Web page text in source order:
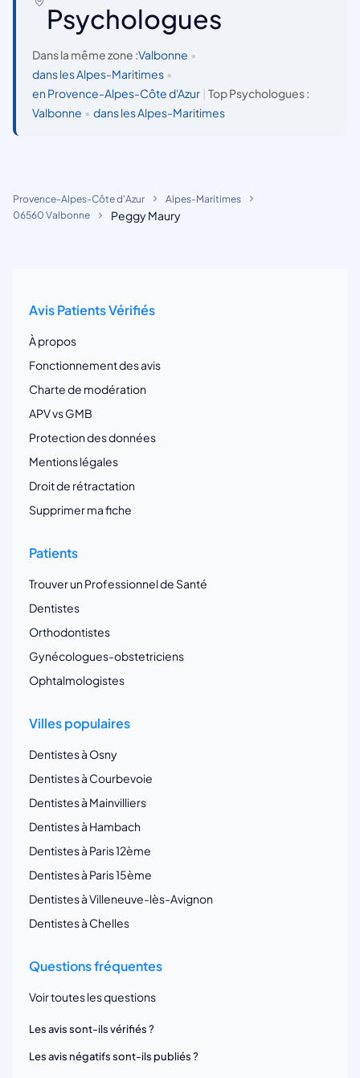
Psychologues
Dans la même zone :Valbonne •
dans les Alpes-Maritimes •
en Provence-Alpes-Côte d'Azur
Top Psychologues :
Valbonne • dans les Alpes-Maritimes
Provence-Alpes-Côte d'Azur
Alpes-Maritimes
06560 Valbonne
Peggy Maury
Avis Patients Vérifiés
À propos
Fonctionnement des avis
Charte de modération
APV vs GMB
Protection des données
Mentions légales
Droit de rétractation
Supprimer ma fiche
Patients
Trouver un Professionnel de Santé
Dentistes
Orthodontistes
Gynécologues-obstetriciens
Ophtalmologistes
Villes populaires
Dentistes à Osny
Dentistes à Courbevoie
Dentistes à Mainvilliers
Dentistes à Hambach
Dentistes à Paris 12ème
Dentistes à Paris 15ème
Dentistes à Villeneuve-lès-Avignon
Dentistes à Chelles
Questions fréquentes
Voir toutes les questions
Les avis sont-ils vérifiés ?
Les avis négatifs sont-ils publiés ?